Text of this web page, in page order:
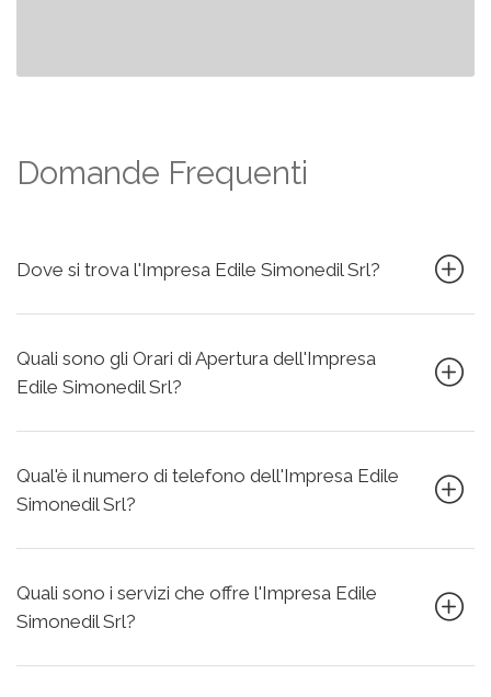
Domande Frequenti
Dove si trova l'Impresa Edile Simonedil Srl?
Quali sono gli Orari di Apertura dell'Impresa
Edile Simonedil Srl?
Qual'è il numero di telefono dell'Impresa Edile
Simonedil Srl?
Quali sono i servizi che offre l'Impresa Edile
Simonedil Srl?